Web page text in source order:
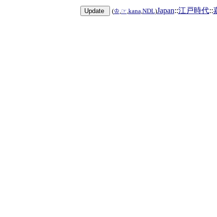
(♔,☞,kana,NDL)Japan::江戸時代::